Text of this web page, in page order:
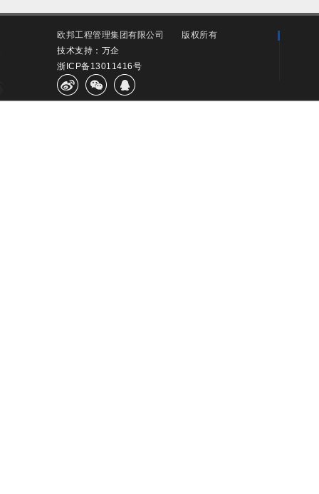
欧邦工程管理集团有限公司
版权所有
技术支持：万企
浙ICP备13011416号